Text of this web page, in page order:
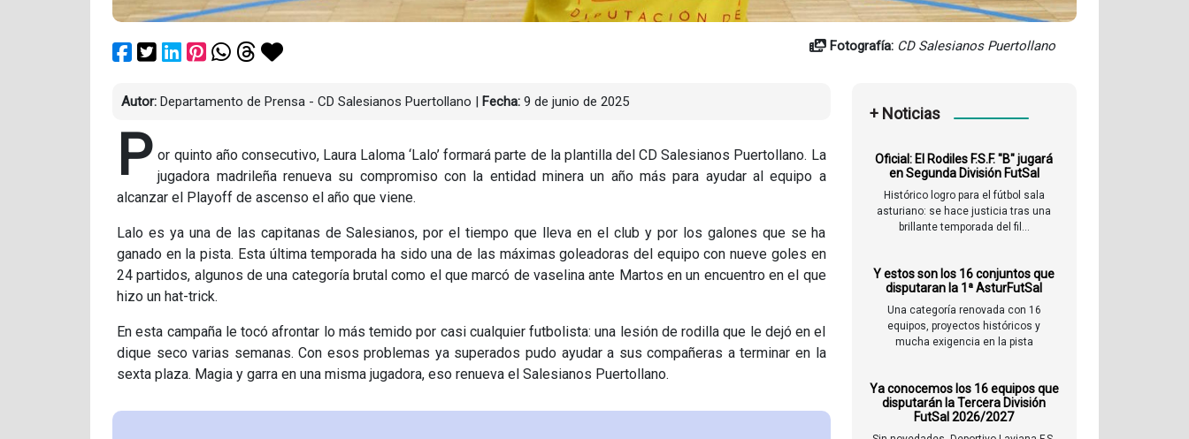
Fotografía: CD Salesianos Puertollano
Autor: Departamento de Prensa - CD Salesianos Puertollano Fecha: 9 de junio de 2025
P or quinto año consecutivo, Laura Laloma ‘Lalo’ formará parte de la plantilla del CD Salesianos Puertollano. La
jugadora madrileña renueva su compromiso con la entidad minera un año más para ayudar al equipo a
alcanzar el Playoff de ascenso el año que viene.
Lalo es ya una de las capitanas de Salesianos, por el tiempo que lleva en el club y por los galones que se ha
ganado en la pista. Esta última temporada ha sido una de las máximas goleadoras del equipo con nueve goles en
24 partidos, algunos de una categoría brutal como el que marcó de vaselina ante Martos en un encuentro en el que
hizo un hat-trick.
En esta campaña le tocó afrontar lo más temido por casi cualquier futbolista: una lesión de rodilla que le dejó en el
dique seco varias semanas. Con esos problemas ya superados pudo ayudar a sus compañeras a terminar en la
sexta plaza. Magia y garra en una misma jugadora, eso renueva el Salesianos Puertollano.
+ Noticias
Oficial: El Rodiles F.S.F. "B" jugará
en Segunda División FutSal
Histórico logro para el fútbol sala
asturiano: se hace justicia tras una
brillante temporada del fil...
Y estos son los 16 conjuntos que
disputaran la 1ª AsturFutSal
Una categoría renovada con 16
equipos, proyectos históricos y
mucha exigencia en la pista
Ya conocemos los 16 equipos que
disputarán la Tercera División
FutSal 2026/2027